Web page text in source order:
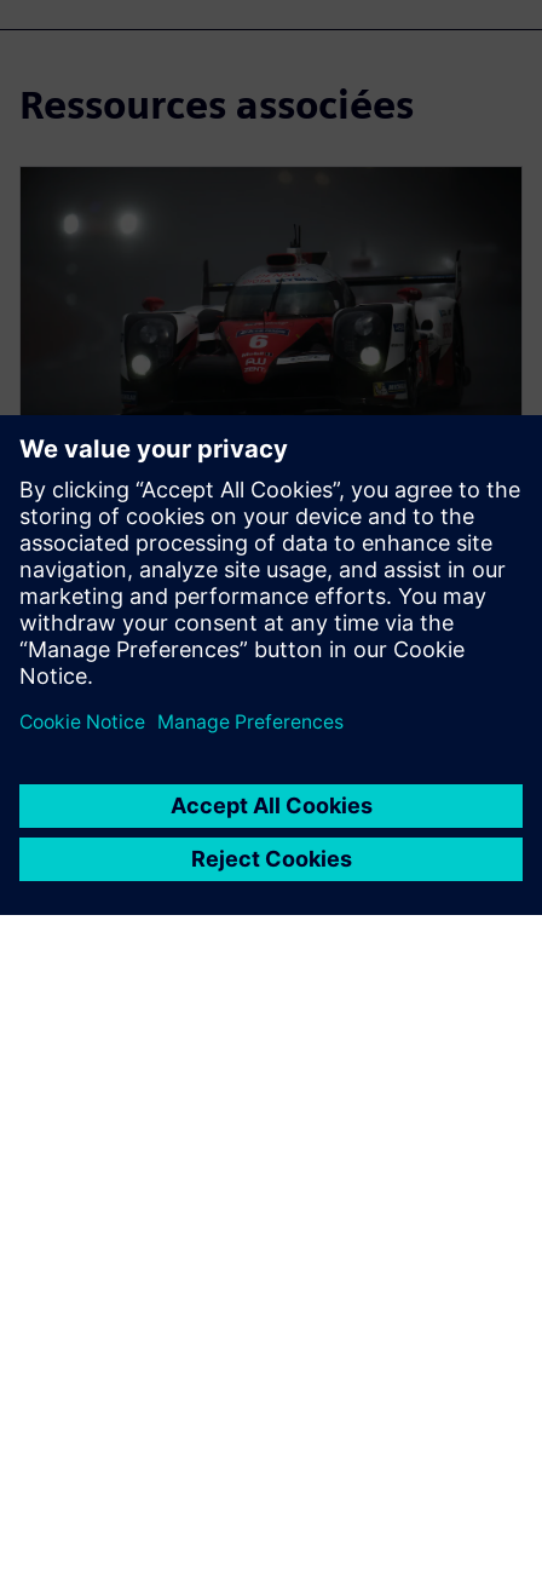
Ressources associées
ÉTUDE DE CAS
Une course contre la montre
La division de développement de l'unité de sport
automobile de Toyota Motor Corporation développe
des véhicules de course dans diverses catégories de
sport automobile.